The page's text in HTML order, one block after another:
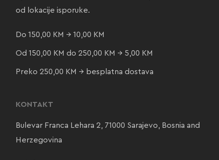
od lokacije isporuke.
Do 150,00 KM → 10,00 KM
Od 150,00 KM do 250,00 KM → 5,00 KM
Preko 250,00 KM → besplatna dostava
KONTAKT
Bulevar Franca Lehara 2, 71000 Sarajevo, Bosnia and
Herzegovina